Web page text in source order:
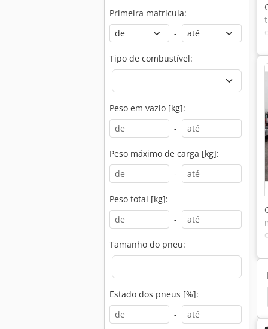
Primeira matrícula:
-
Tipo de combustível:
Peso em vazio [kg]:
-
Peso máximo de carga [kg]:
-
Peso total [kg]:
-
Tamanho do pneu:
Estado dos pneus [%]:
-